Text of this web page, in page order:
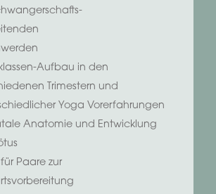
Aufbau in den
Trimestern und
Yoga Vorerfahrungen
Anatomie und Entwicklung
Paare zur